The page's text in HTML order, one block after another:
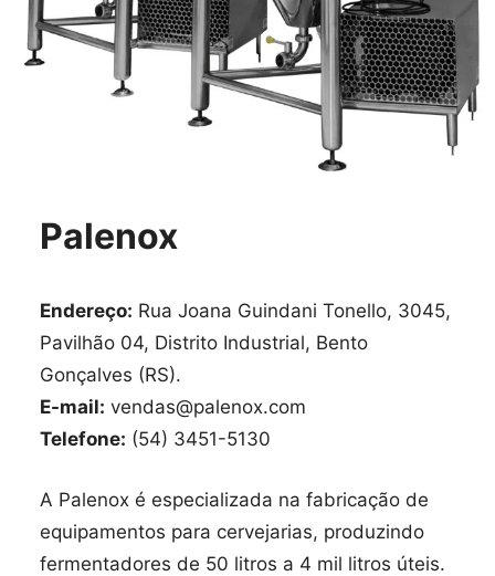
Palenox
Endereço: Rua Joana Guindani Tonello, 3045,
Pavilhão 04, Distrito Industrial, Bento
Gonçalves (RS).
E-mail: vendas@palenox.com
Telefone: (54) 3451-5130
A Palenox é especializada na fabricação de
equipamentos para cervejarias, produzindo
fermentadores de 50 litros a 4 mil litros úteis.